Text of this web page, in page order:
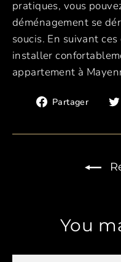
pratiques, vous
déménagement se
soucis. En suivant
installer
appartement à
Partager
You